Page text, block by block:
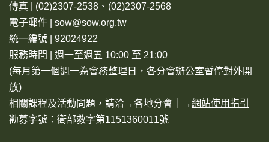
傳真 | (02)2307-2538、(02)2307-2568
電子郵件 | sow@sow.org.tw
統一編號 | 92024922
服務時間 | 週一至週五 10:00 至 21:00
(每月第一個週一為會務整理日，各分會辦公室暫停對外開
放)
相關課程及活動問題，請洽→各地分會 ｜→網站使用指引
勸募字號：衛部救字第1151360011號